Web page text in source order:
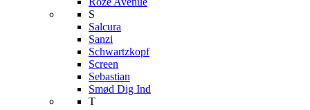
S
Salcura
Sanzi
Schwartzkopf
Screen
Sebastian
Smød Dig Ind
T